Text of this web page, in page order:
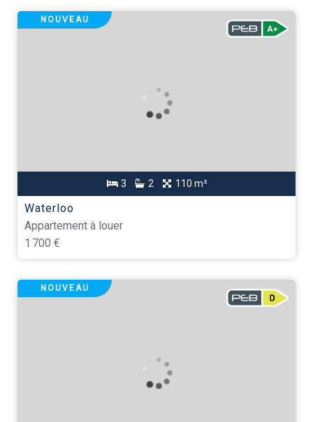
3 2 110 m²
NOUVEAU
Waterloo
Appartement à louer
1 700 €
NOUVEAU